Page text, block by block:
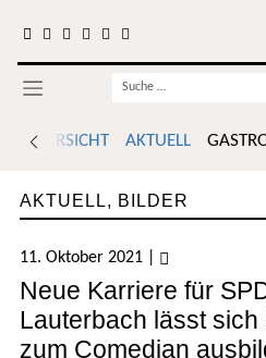
Username
ÜBERSICHT AKTUELL
AKTUELL, BILDER
11. Oktober 2021
Neue Karriere für
Lauterbach lässt
zum Comedian